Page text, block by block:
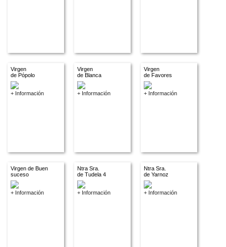
Virgen
de Pópolo
+ Información
Virgen
de Blanca
+ Información
Virgen
de Favores
+ Información
Virgen de Buen
suceso
+ Información
Ntra Sra.
de Tudela 4
+ Información
Ntra Sra.
de Yarnoz
+ Información